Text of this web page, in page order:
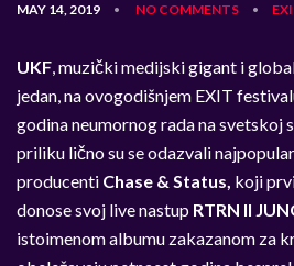
MAY 14, 2019 • NO COMMENTS •
UKF , muzički medijski gigant i
jedan, na ovogodišnjem EXIT
godina neumornog rada na svetskoj
priliku lično su se odazvali
producenti Chase & Status, koji
donose svoj live nastup RTRN II
istoimenom albumu zakazanom za